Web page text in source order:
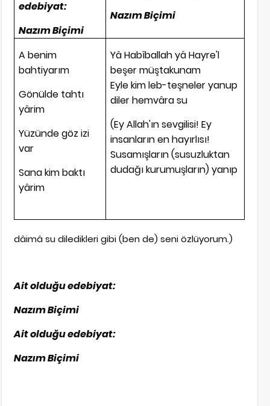
edebiyat:
Nazım Biçimi
Nazım Biçimi
A benim
bahtiyarım
Gönülde tahtı
yârim
Yüzünde göz izi
var
Sana kim baktı
yârim
Yâ Habîballah yâ Hayre'l
beşer müştakunam
Eyle kim leb-teşneler yanup
diler hemvâra su
(Ey Allah'ın sevgilisi! Ey
insanların en hayırlısı!
Susamışların (susuzluktan
dudağı kurumuşların) yanıp
dâimâ su diledikleri gibi (ben de) seni özlüyorum.)
Ait olduğu edebiyat:
Nazım Biçimi
Ait olduğu edebiyat:
Nazım Biçimi